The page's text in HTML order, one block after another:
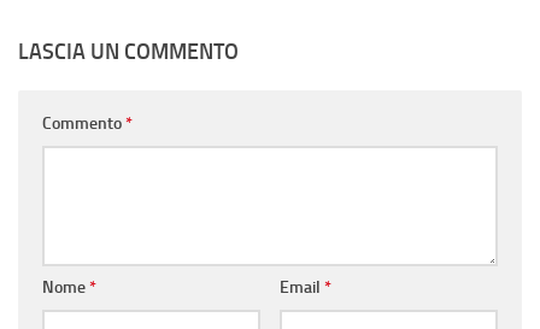
LASCIA UN COMMENTO
Commento*
Nome* Email *